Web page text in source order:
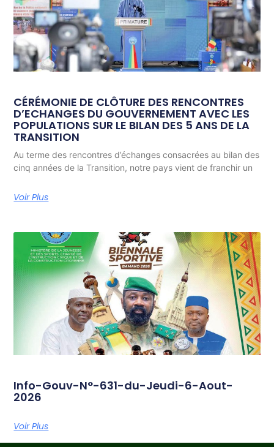
CÉRÉMONIE DE CLÔTURE DES RENCONTRES
D’ECHANGES DU GOUVERNEMENT AVEC LES
POPULATIONS SUR LE BILAN DES 5 ANS DE LA
TRANSITION
Au terme des rencontres d’échanges consacrées au bilan des
cinq années de la Transition, notre pays vient de franchir un
Voir Plus
Info-Gouv-N°-631-du-Jeudi-6-Aout-
2026
Voir Plus